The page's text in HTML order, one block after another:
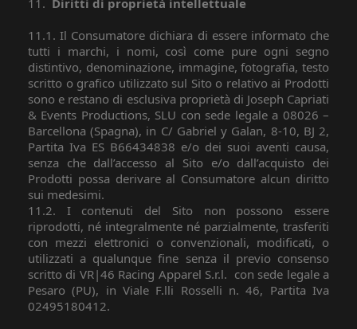
11. Diritti di proprietà intellettuale
11.1. Il Consumatore dichiara di essere informato che
tutti i marchi, i nomi, così come pure ogni segno
distintivo, denominazione, immagine, fotografia, testo
scritto o grafico utilizzato sul Sito o relativo ai Prodotti
sono e restano di esclusiva proprietà di Joseph Capriati
& Events Productions, SLU con sede legale a 08026 –
Barcellona (Spagna), in C/ Gabriel y Galan, 8-10, BJ 2,
Partita Iva ES B66434838 e/o dei suoi aventi causa,
senza che dall’accesso al Sito e/o dall’acquisto dei
Prodotti possa derivare al Consumatore alcun diritto
sui medesimi.
11.2. I contenuti del Sito non possono essere
riprodotti, né integralmente né parzialmente, trasferiti
con mezzi elettronici o convenzionali, modificati, o
utilizzati a qualunque fine senza il previo consenso
scritto di VR|46 Racing Apparel S.r.l. con sede legale a
Pesaro (PU), in Viale F.lli Rosselli n. 46, Partita Iva
02495180412.